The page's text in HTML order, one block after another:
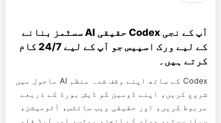
آپ کے نجی Codex حقیقی AI سسٹمز بنانے
کے لیے ورک اسپیس جو آپ کے لیے 24/7 کام
کرتے ہیں۔
Codex کے ساتھ اپنے وقف شدہ منظم AI ماحول میں
شروع کریں، اپنے ڈومین کو ڈیش بورڈ کے ذریعے
مربوط کریں، اور حقیقی ویب سائٹس، آٹومیشن،
سیلز سسٹم، مواد کے انجن، بوٹس، اور لیڈ فلو